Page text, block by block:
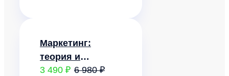
Маркетинг:
теория и
практика
3 490 ₽ 6 980 ₽